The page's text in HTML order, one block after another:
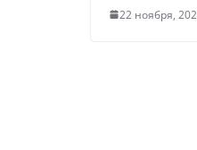
22 ноября,